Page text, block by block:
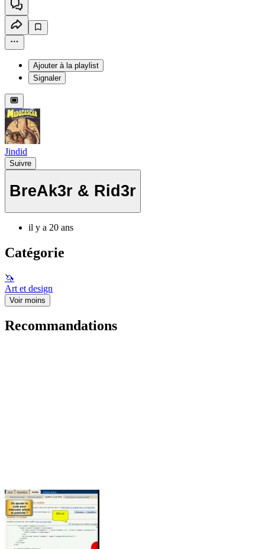
Ajouter à la playlist
Signaler
Jindid
Suivre
BreAk3r & Rid3r
il y a 20 ans
Catégorie
🦄
Art et design
Voir moins
Recommandations